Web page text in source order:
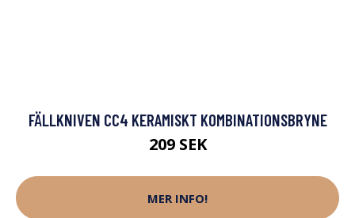
FÄLLKNIVEN CC4 KERAMISKT KOMBINATIONSBRYNE
209 SEK
MER INFO!